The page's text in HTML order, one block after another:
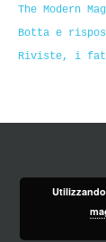
The Modern
Botta e
Riviste, i